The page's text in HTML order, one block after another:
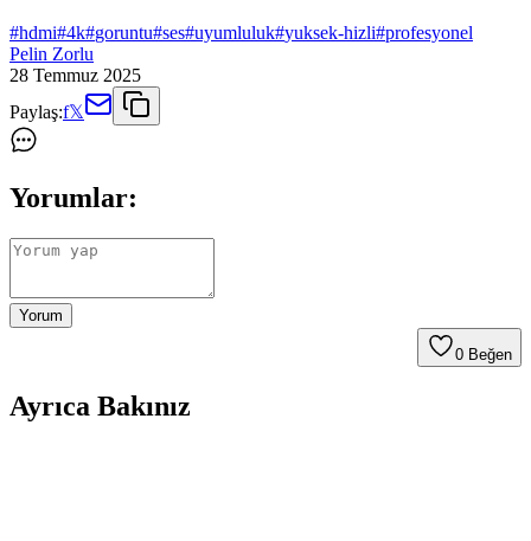
#hdmi#4k#goruntu#ses#uyumluluk#yuksek-hizli#profesyonel
Pelin Zorlu
28 Temmuz 2025
Paylaş:f𝕏
Yorumlar:
Yorum
0 Beğen
Ayrıca Bakınız